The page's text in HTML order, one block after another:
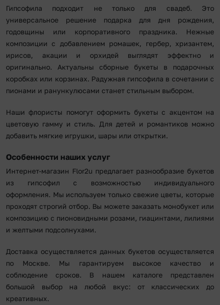
Гипсофила подходит не только для свадеб. Это
универсальное решение подарка для дня рождения,
годовщины или корпоративного праздника. Нежные
композиции с добавлением ромашек, гербер, хризантем,
ирисов, акации и орхидей выглядят эффектно и
оригинально. Актуальны сборные букеты в подарочных
коробках или корзинах. Радужная гипсофила в сочетании с
пионами и ранункулюсами станет стильным выбором.
Наши флористы помогут оформить букеты с акцентом на
цветовую гамму и стиль. Для детей и романтиков можно
добавить мягкие игрушки, шары или открытки.
Особенности наших услуг
Интернет-магазин Flor2u предлагает разнообразие букетов
из гипсофил с возможностью индивидуального
оформления. Мы используем только свежие цветы, которые
проходят строгий отбор. Вы можете заказать монобукет или
композицию с пионовидными розами, гиацинтами, лилиями
и желтыми подсолнухами.
Доставка осуществляется данных букетов осуществляется
по Москве. Мы гарантируем высокое качество и
соблюдение сроков. В нашем каталоге представлен
большой выбор на любой вкус: от классических до
креативных.